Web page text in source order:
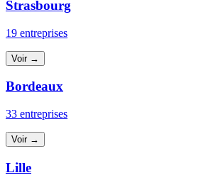
Strasbourg
19 entreprises
Voir →
Bordeaux
33 entreprises
Voir →
Lille